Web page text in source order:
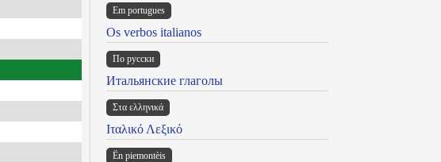
Em portugues
Os verbos italianos
По русски
Итальянские глаголы
Στα ελληνικά
Ιταλικό Λεξικό
Ën piemontèis